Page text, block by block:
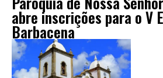
abre inscrições para o V
Barbacena